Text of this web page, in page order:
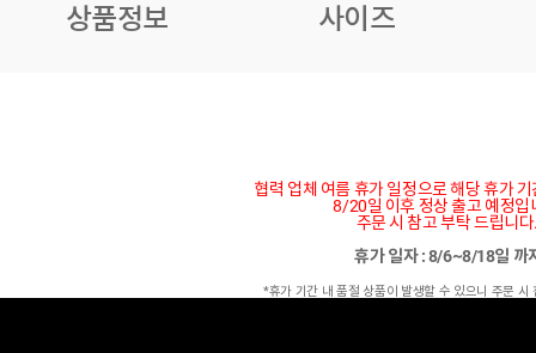
상품정보 사이즈
협력 업체 여름 휴가 일정으로 해당 휴가
8/20일 이후 정상 출고 예정입
주문 시 참고 부탁 드립니
휴가 일자 : 8/6~8/18일 까
*휴가 기간 내 품절 상품이 발생할 수 있으니 주문 시